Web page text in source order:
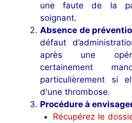
une faute de la
soignant.
Absence de
défaut
après une
certainement
particulièrement si
d'une thrombose.
Procédure à
Récupérez le